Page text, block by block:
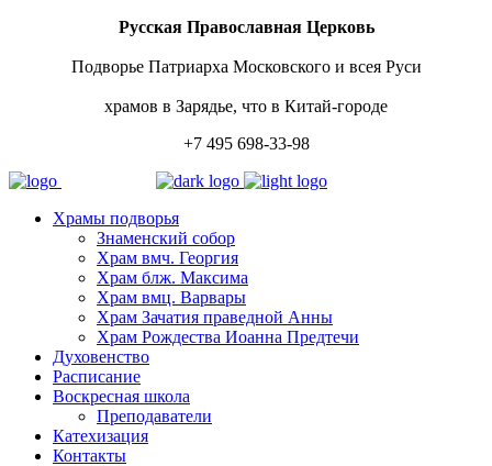
Русская Православная Церковь
Подворье Патриарха Московского и всея Руси
храмов в Зарядье, что в Китай-городе
+7 495 698-33-98
Храмы подворья
Знаменский собор
Храм вмч. Георгия
Храм блж. Максима
Храм вмц. Варвары
Храм Зачатия праведной Анны
Храм Рождества Иоанна Предтечи
Духовенство
Расписание
Воскресная школа
Преподаватели
Катехизация
Контакты